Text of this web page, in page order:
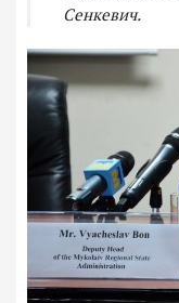
Сенкевич.